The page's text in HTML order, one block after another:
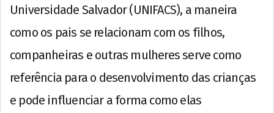
Universidade Salvador (UNIFACS), a maneira
como os pais se relacionam com os filhos,
companheiras e outras mulheres serve como
referência para o desenvolvimento das crianças
e pode influenciar a forma como elas